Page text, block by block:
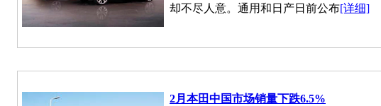
却不尽人意。通用和日产日前公布[详细]
2月本田中国市场销量下跌6.5%